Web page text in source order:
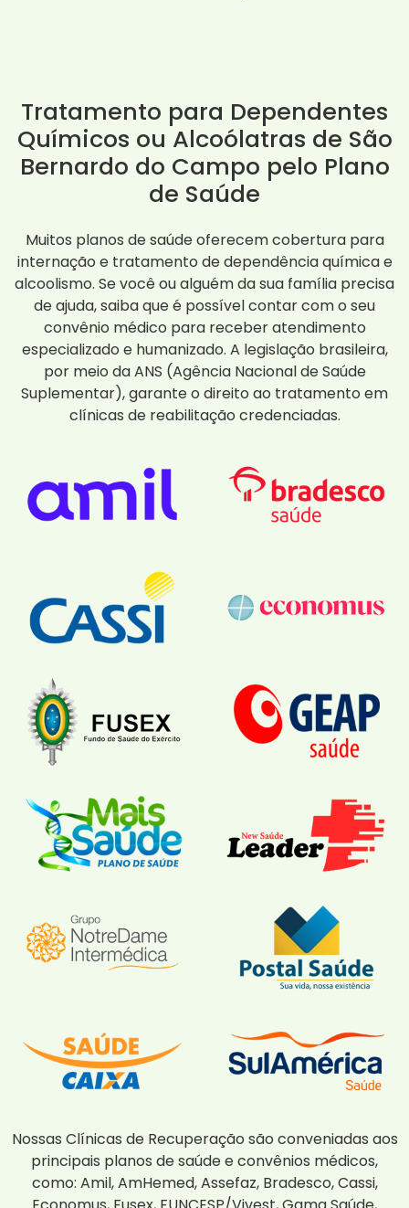
Tratamento para Dependentes
Químicos ou Alcoólatras de São
Bernardo do Campo pelo Plano
de Saúde
Muitos planos de saúde oferecem cobertura para
internação e tratamento de dependência química e
alcoolismo. Se você ou alguém da sua família precisa
de ajuda, saiba que é possível contar com o seu
convênio médico para receber atendimento
especializado e humanizado. A legislação brasileira,
por meio da ANS (Agência Nacional de Saúde
Suplementar), garante o direito ao tratamento em
clínicas de reabilitação credenciadas.
Nossas Clínicas de Recuperação são conveniadas aos
principais planos de saúde e convênios médicos,
como: Amil, AmHemed, Assefaz, Bradesco, Cassi,